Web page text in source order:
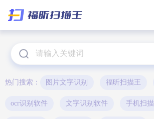
热门搜索： 图片文字识别 福昕扫描王
ocr识别软件 文字识别软件 手机扫描